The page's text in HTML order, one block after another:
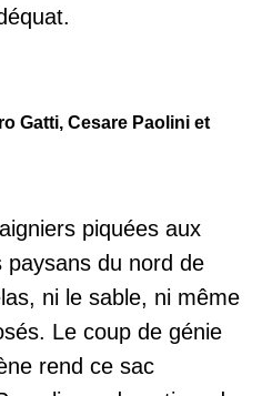
Gatti, Cesare Paolini et
piquées aux
du nord de
ni le sable, ni même
Le coup de génie
rend ce sac